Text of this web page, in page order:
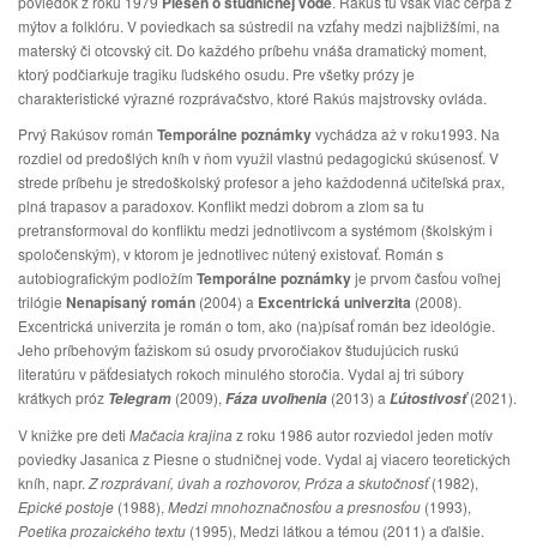
mýtov a folklóru. V poviedkach sa sústredil na vzťahy medzi najbližšími, na
materský či otcovský cit. Do každého príbehu vnáša dramatický moment,
ktorý podčiarkuje tragiku ľudského osudu. Pre všetky prózy je
charakteristické výrazné rozprávačstvo, ktoré Rakús majstrovsky ovláda.
Prvý Rakúsov román Temporálne poznámkyvychádza až v roku1993. Na
rozdiel od predošlých kníh v ňom využil vlastnú pedagogickú skúsenosť. V
strede príbehu je stredoškolský profesor a jeho každodenná učiteľská prax,
plná trapasov a paradoxov. Konflikt medzi dobrom a zlom sa tu
pretransformoval do konfliktu medzi jednotlivcom a systémom (školským i
spoločenským), v ktorom je jednotlivec nútený existovať. Román s
autobiografickým podložím Temporálne poznámkyje prvom časťou voľnej
trilógie Nenapísaný román (2004) a Excentrická univerzita (2008).
Excentrická univerzita je román o tom, ako (na)písať román bez ideológie.
Jeho príbehovým ťažiskom sú osudy prvoročiakov študujúcich ruskú
literatúru v päťdesiatych rokoch minulého storočia. Vydal aj tri súbory
krátkych próz Telegram (2009), Fáza uvoľnenia (2013) a Ľútostivosť(2021).
V knižke pre deti Mačacia krajinaz roku 1986 autor rozviedol jeden motív
poviedky Jasanica z Piesne o studničnej vode. Vydal aj viacero teoretických
kníh, napr. Z rozprávaní, úvah a rozhovorov, Próza a skutočnosť(1982),
Epické postoje (1988), Medzi mnohoznačnosťou a presnosťou (1993),
Poetika prozaického textu (1995), Medzi látkou a témou (2011) a ďalšie.